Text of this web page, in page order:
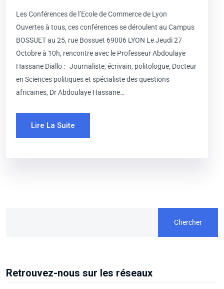
Les Conférences de l’Ecole de Commerce de Lyon
Ouvertes à tous, ces conférences se déroulent au Campus
BOSSUET au 25, rue Bossuet 69006 LYON Le Jeudi 27
Octobre à 10h, rencontre avec le Professeur Abdoulaye
Hassane Diallo : Journaliste, écrivain, politologue, Docteur
en Sciences politiques et spécialiste des questions
africaines, Dr Abdoulaye Hassane…
Lire La Suite
Chercher
Retrouvez-nous sur les réseaux